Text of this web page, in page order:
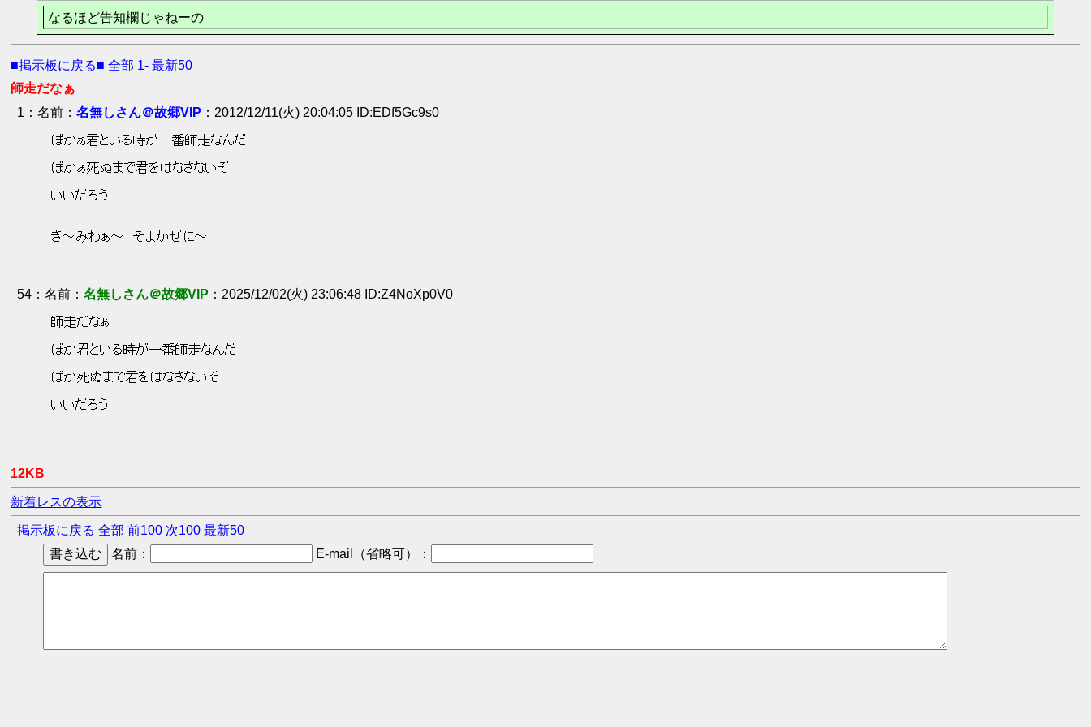
なるほど告知欄じゃねーの
■掲示板に戻る■ 全部 1- 最新50
師走だなぁ
1 ： 名無しさん＠故郷VIP 2012/12/11(火) 20:04:05 ID:EDf5Gc9s0
ぼかぁ君といる時が一番師走なんだ
ぼかぁ死ぬまで君をはなさないぞ
いいだろう
き～みわぁ～　そよかぜに～
54 ： 名無しさん＠故郷VIP 2025/12/02(火) 23:06:48 ID:Z4NoXp0V0
師走だなぁ
ぼか君といる時が一番師走なんだ
ぼか死ぬまで君をはなさないぞ
いいだろう
12KB
新着レスの表示
掲示板に戻る 全部 前100 次100 最新50
名前：
E-mail （省略可） ：